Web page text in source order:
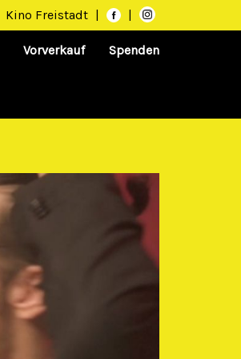
Kino Freistadt | |
Vorverkauf Spenden